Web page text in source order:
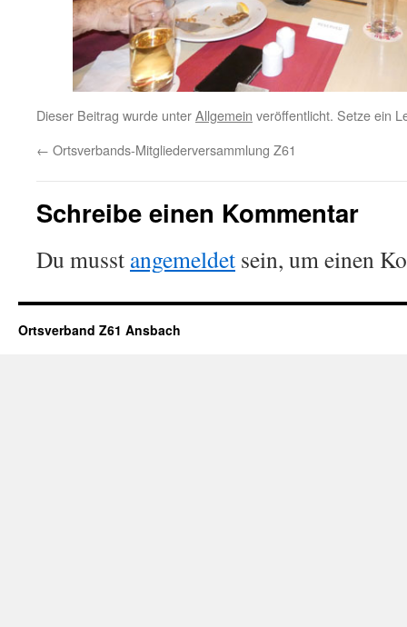
Dieser Beitrag wurde unterAllgemein veröffentlicht. Setze ein
← Ortsverbands-Mitgliederversammlung Z61
Schreibe einen Kommentar
Du musst angemeldet sein, um einen
Ortsverband Z61 Ansbach